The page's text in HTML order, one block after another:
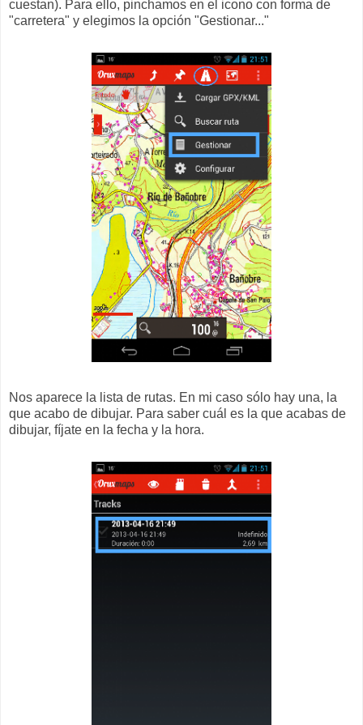
cuestan). Para ello, pinchamos en el icono con forma de
"carretera" y elegimos la opción "Gestionar..."
Nos aparece la lista de rutas. En mi caso sólo hay una, la
que acabo de dibujar. Para saber cuál es la que acabas de
dibujar, fíjate en la fecha y la hora.